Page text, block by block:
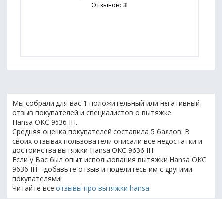
Отзывов: 3
Мы собрали для вас 1 положительный или негативный
отзыв покупателей и специалистов о вытяжке
Hansa OKC 9636 IH.
Средняя оценка покупателей составила 5 баллов. В
своих отзывах пользователи описали все недостатки и
достоинства вытяжки Hansa OKC 9636 IH.
Если у Вас был опыт использования вытяжки Hansa OKC
9636 IH - добавьте отзыв и поделитесь им с другими
покупателями!
Читайте все отзывы про вытяжки hansa